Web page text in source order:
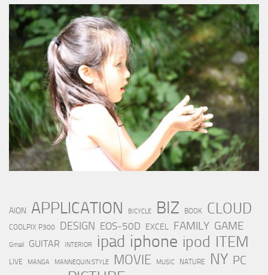
AION APPLICATION BICYCLE BIZ BOOK CLOUD
COOLPIX P300 DESIGN EOS-50D EXCEL FAMILY GAME
Gmail GUITAR INTERIOR ipad iphone ipod ITEM
LIVE MANGA MANNEQUIN STYLE MOVIE MUSIC NATURE NY PC